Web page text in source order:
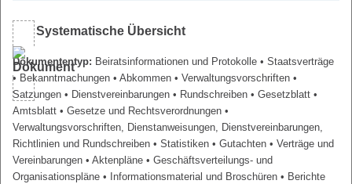
Systematische Übersicht
Dokumententyp: Beiratsinformationen und Protokolle • Staatsverträge
• Bekanntmachungen • Abkommen • Verwaltungsvorschriften •
Satzungen • Dienstvereinbarungen • Rundschreiben • Gesetzblatt •
Amtsblatt • Gesetze und Rechtsverordnungen •
Verwaltungsvorschriften, Dienstanweisungen, Dienstvereinbarungen,
Richtlinien und Rundschreiben • Statistiken • Gutachten • Verträge und
Vereinbarungen • Aktenpläne • Geschäftsverteilungs- und
Organisationspläne • Informationsmaterial und Broschüren • Berichte